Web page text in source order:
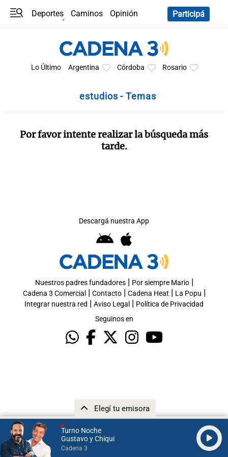
Turno Noche
Gustavo y Chiqui
Cadena 3
Elegí tu emisora
Deportes Caminos
Opinión
Participá
Lo Último Argentina Córdoba Rosario
estudios - Temas
Por favor intente realizar la búsqueda más
tarde.
Descargá nuestra App
Nuestros padres fundadores| Por siempre Mario|
Cadena 3 Comercial | Contacto| Cadena Heat | La Popu |
Integrar nuestra red | Aviso Legal | Política de Privacidad
Seguinos en